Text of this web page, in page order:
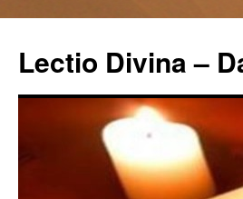
Lectio Divina –